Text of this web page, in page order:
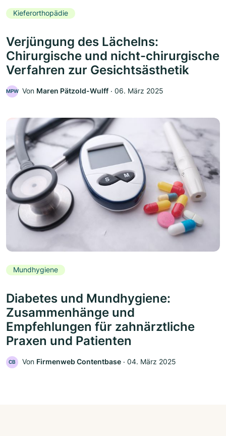
Kieferorthopädie
Verjüngung des Lächelns:
Chirurgische und nicht-chirurgische
Verfahren zur Gesichtsästhetik
MPW Von Maren Pätzold-Wulff ‧ 06. März 2025
Mundhygiene
Diabetes und Mundhygiene:
Zusammenhänge und
Empfehlungen für zahnärztliche
Praxen und Patienten
CB Von Firmenweb Contentbase ‧ 04. März 2025